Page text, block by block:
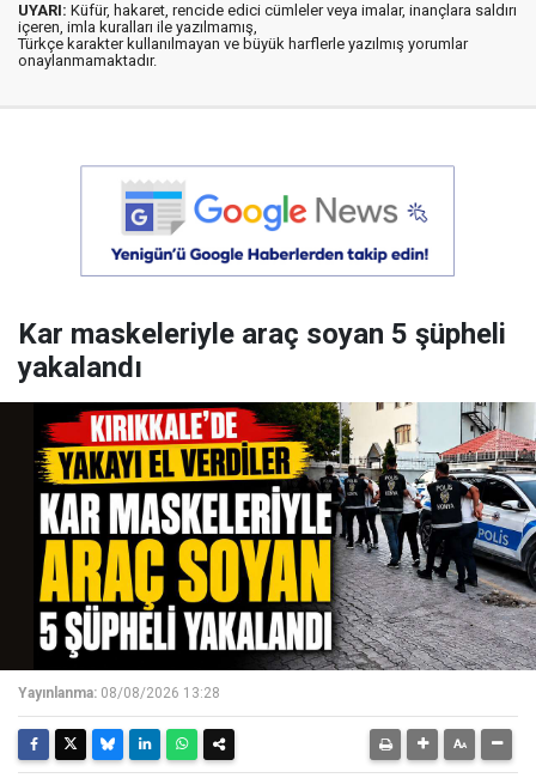
UYARI: Küfür, hakaret, rencide edici cümleler veya imalar, inançlara saldırı
içeren, imla kuralları ile yazılmamış,
Türkçe karakter kullanılmayan ve büyük harflerle yazılmış yorumlar
onaylanmamaktadır.
Kar maskeleriyle araç soyan 5 şüpheli
yakalandı
Yayınlanma: 08/08/2026 13:28